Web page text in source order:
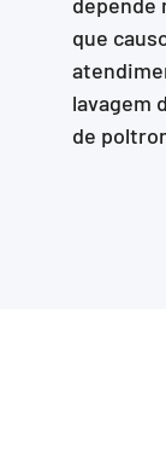
que
lavagem
de